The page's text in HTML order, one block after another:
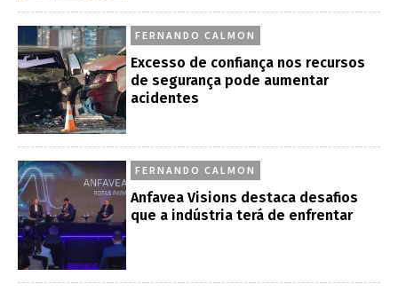
FERNANDO CALMON
Excesso de confiança nos recursos
de segurança pode aumentar
acidentes
FERNANDO CALMON
Anfavea Visions destaca desafios
que a indústria terá de enfrentar